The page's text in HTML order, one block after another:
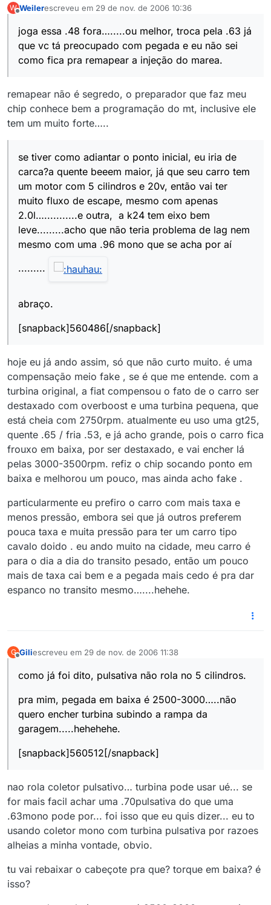
W Weilerescreveu em 29 de nov. de 2006 10:36
última edição por
joga essa .48 fora….....ou melhor, troca pela .63 já
que vc tá preocupado com pegada e eu não sei
como fica pra remapear a injeção do marea.
remapear não é segredo, o preparador que faz meu
chip conhece bem a programação do mt, inclusive ele
tem um muito forte…..
se tiver como adiantar o ponto inicial, eu iria de
carca?a quente beeem maior, já que seu carro tem
um motor com 5 cilindros e 20v, então vai ter
muito fluxo de escape, mesmo com apenas
2.0l…...........e outra, a k24 tem eixo bem
leve.........acho que não teria problema de lag nem
mesmo com uma .96 mono que se acha por aí
.........
abraço.
[snapback]560486[/snapback]
hoje eu já ando assim, só que não curto muito. é uma
compensação meio fake , se é que me entende. com a
turbina original, a fiat compensou o fato de o carro ser
destaxado com overboost e uma turbina pequena, que
está cheia com 2750rpm. atualmente eu uso uma gt25,
quente .65 / fria .53, e já acho grande, pois o carro fica
frouxo em baixa, por ser destaxado, e vai encher lá
pelas 3000-3500rpm. refiz o chip socando ponto em
baixa e melhorou um pouco, mas ainda acho fake .
particularmente eu prefiro o carro com mais taxa e
menos pressão, embora sei que já outros preferem
pouca taxa e muita pressão para ter um carro tipo
cavalo doido . eu ando muito na cidade, meu carro é
para o dia a dia do transito pesado, então um pouco
mais de taxa cai bem e a pegada mais cedo é pra dar
espanco no transito mesmo…....hehehe.
G Giliescreveu em 29 de nov. de 2006 11:38
última edição por
como já foi dito, pulsativa não rola no 5 cilindros.
pra mim, pegada em baixa é 2500-3000…..não
quero encher turbina subindo a rampa da
garagem.....hehehehe.
[snapback]560512[/snapback]
nao rola coletor pulsativo… turbina pode usar ué... se
for mais facil achar uma .70pulsativa do que uma
.63mono pode por... foi isso que eu quis dizer... eu to
usando coletor mono com turbina pulsativa por razoes
alheias a minha vontade, obvio.
tu vai rebaixar o cabeçote pra que? torque em baixa? é
isso?